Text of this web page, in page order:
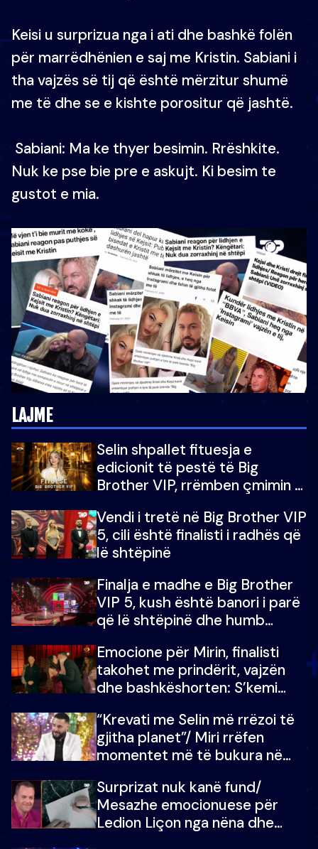
Keisi u surprizua nga i ati dhe bashkë folën
për marrëdhënien e saj me Kristin. Sabiani i
tha vajzës së tij që është mërzitur shumë
me të dhe se e kishte porositur që jashtë.
Sabiani: Ma ke thyer besimin. Rrëshkite.
Nuk ke pse bie pre e askujt. Ki besim te
gustot e mia.
LAJME
Selin shpallet fituesja e
edicionit të pestë të Big
Brother VIP, rrëmben çmimin e
Vendi i tretë në Big Brother VIP
5, cili është finalisti i radhës që
lë shtëpinë
Finalja e madhe e Big Brother
VIP 5, kush është banori i parë
që lë shtëpinë dhe humb
çmimin e madh
Emocione për Mirin, finalisti
takohet me prindërit, vajzën
dhe bashkëshorten: S’kemi
“Krevati me Selin më rrëzoi të
gjitha planet”/ Miri rrëfen
momentet më të bukura në
mungojë zilja e mëngjesit kur…
Surprizat nuk kanë fund/
Mesazhe emocionuese për
Ledion Liçon nga nëna dhe